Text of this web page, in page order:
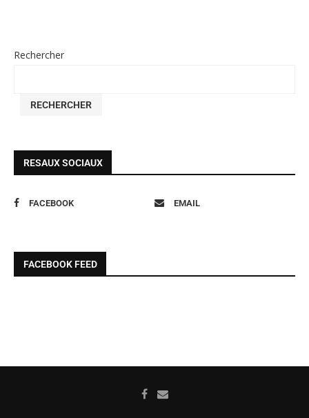
Rechercher
RECHERCHER
RESAUX SOCIAUX
FACEBOOK EMAIL
FACEBOOK FEED